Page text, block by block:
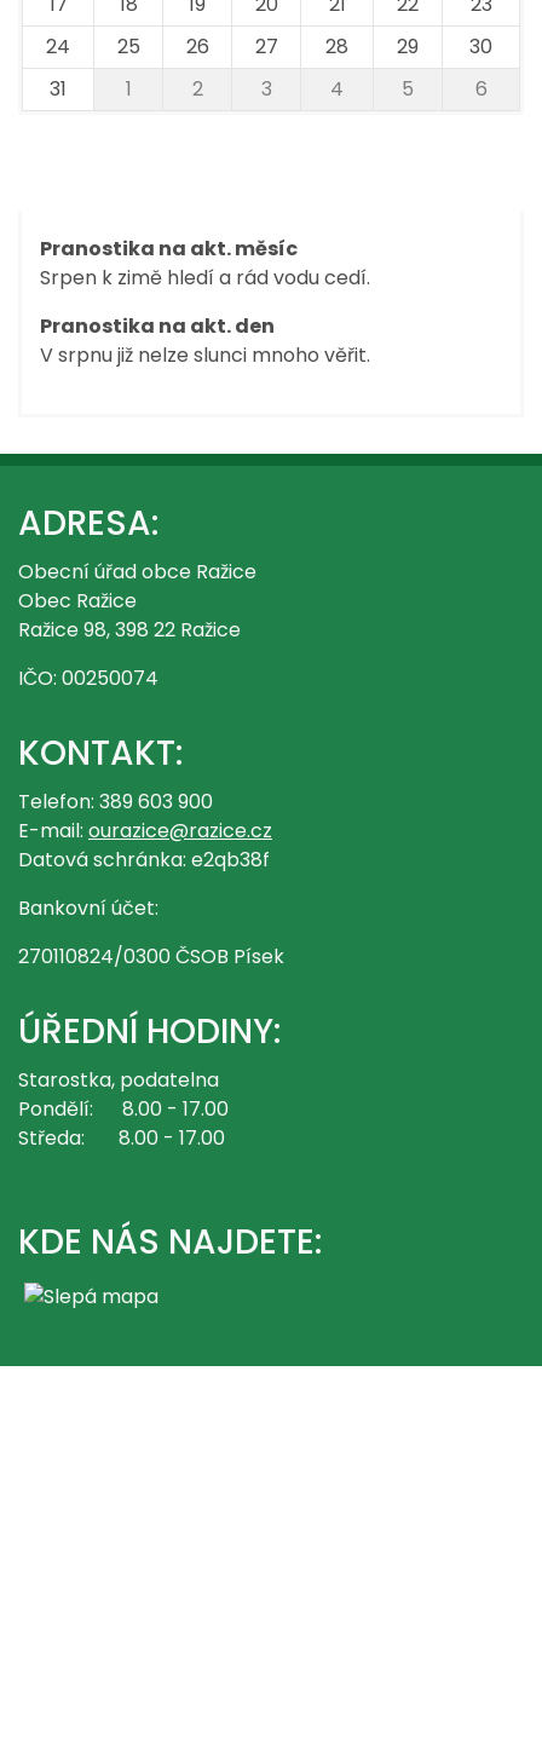
24
25 26 27 28 29
30
31
1 2 3 4 5 6
Pranostika na akt. měsíc
Srpen k zimě hledí a rád vodu cedí.
Pranostika na akt. den
V srpnu již nelze slunci mnoho věřit.
ADRESA:
Obecní úřad obce Ražice
Obec Ražice
Ražice 98, 398 22 Ražice
IČO: 00250074
KONTAKT:
Telefon: 389 603 900
E-mail: ourazice@razice.cz
Datová schránka: e2qb38f
Bankovní účet:
270110824/0300 ČSOB Písek
ÚŘEDNÍ HODINY:
Starostka, podatelna
Pondělí: 8.00 - 17.00
Středa: 8.00 - 17.00
KDE NÁS NAJDETE: